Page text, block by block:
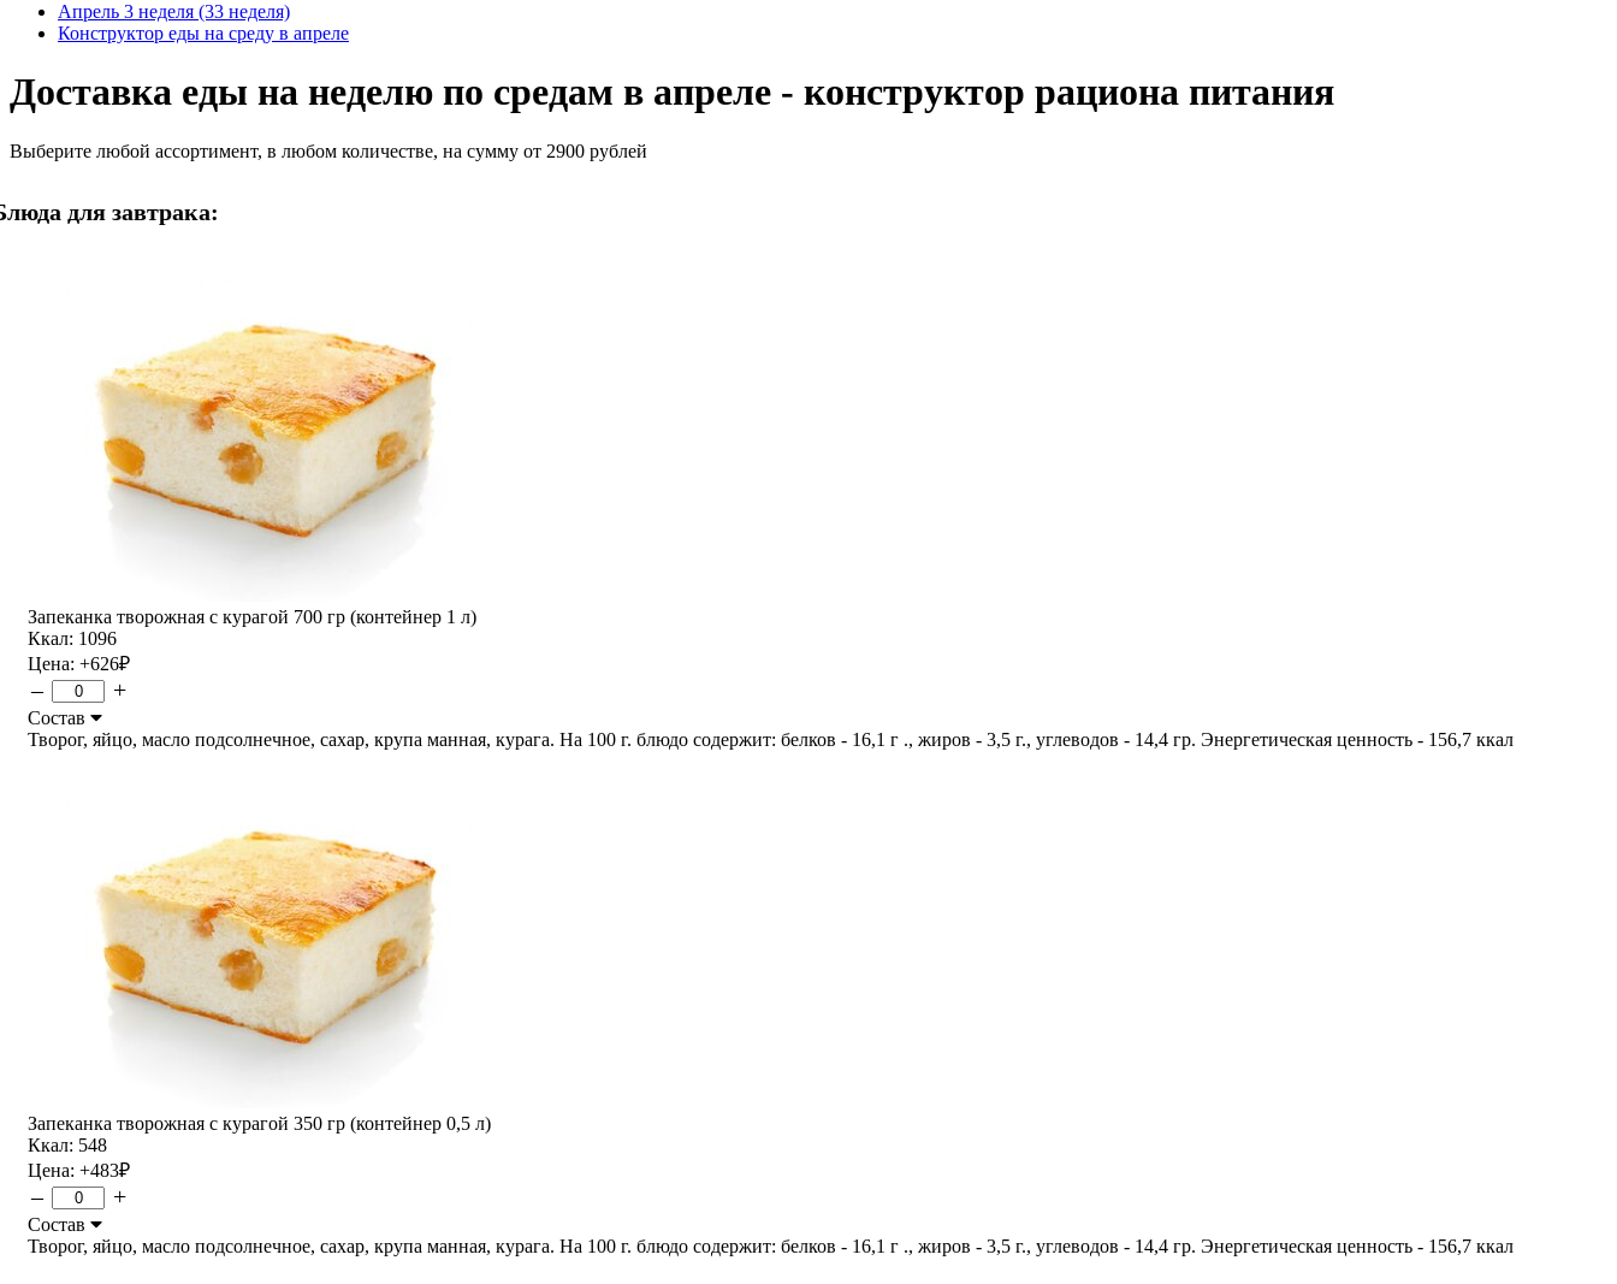
Апрель 3 неделя (33 неделя)
Конструктор еды на среду в апреле
Доставка еды на неделю по средам в апреле - конструктор рациона питания
Выберите любой ассортимент, в любом количестве, на сумму от 2900 рублей
для завтрака:
Запеканка творожная с курагой 700 гр (контейнер 1 л)
Ккал: 1096
Цена: +626₽
– +
Состав
Творог, яйцо, масло подсолнечное, сахар, крупа манная, курага. На 100 г. блюдо содержит: белков - 16,1 г ., жиров - 3,5 г., углеводов - 14,4 гр. Энергетическая ценность - 156,7 ккал
Запеканка творожная с курагой 350 гр (контейнер 0,5 л)
Ккал: 548
Цена: +483₽
– +
Состав
Творог, яйцо, масло подсолнечное, сахар, крупа манная, курага. На 100 г. блюдо содержит: белков - 16,1 г ., жиров - 3,5 г., углеводов - 14,4 гр. Энергетическая ценность - 156,7 ккал